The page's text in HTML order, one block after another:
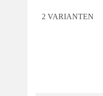
2 VARIANTEN